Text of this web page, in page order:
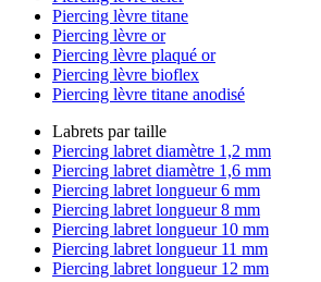
Piercing lèvre titane
Piercing lèvre or
Piercing lèvre plaqué or
Piercing lèvre bioflex
Piercing lèvre titane anodisé
Labrets par taille
Piercing labret diamètre 1,2 mm
Piercing labret diamètre 1,6 mm
Piercing labret longueur 6 mm
Piercing labret longueur 8 mm
Piercing labret longueur 10 mm
Piercing labret longueur 11 mm
Piercing labret longueur 12 mm